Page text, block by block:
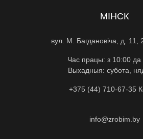
МІНСК
вул. М. Багдановіча, д. 11,
Час працы: з 10:00 да
Выхадныя: субота,
+375 (44) 710-67-35
info@zrobim.by